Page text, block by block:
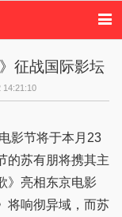
欧美娱乐
内地明星八卦
征战国际影坛
14:21:10
影节将于本月23
的苏有朋将携其主
》亮相东京电影
将响彻异域，而苏